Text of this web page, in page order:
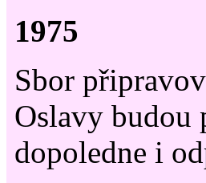
1975
Sbor
Oslavy budou
dopoledne i